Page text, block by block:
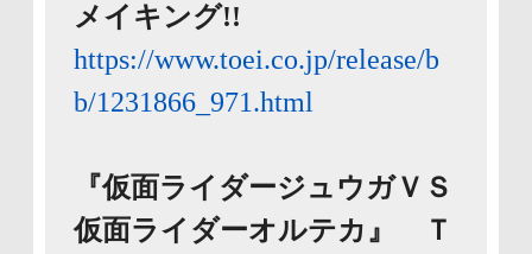
メイキング!!
https://www.toei.co.jp/release/b
b/1231866_971.html
『仮面ライダージュウガＶＳ
仮面ライダーオルテカ』 Ｔ